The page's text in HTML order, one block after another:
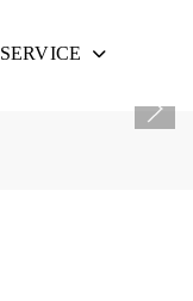
SERVICE